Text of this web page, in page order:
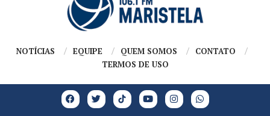
NOTÍCIAS EQUIPE QUEM SOMOS
CONTATO
TERMOS DE USO